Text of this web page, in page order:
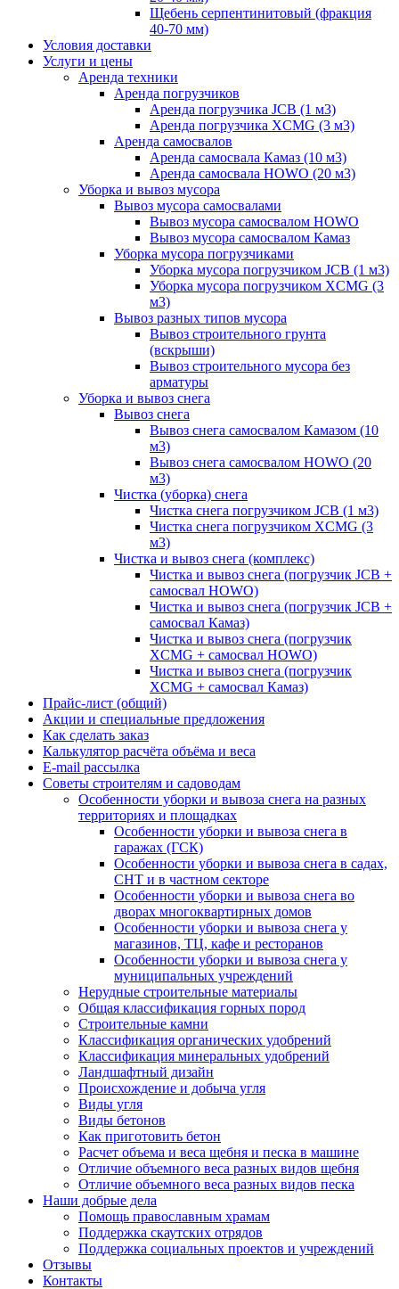
Щебень серпентинитовый (фракция
40-70 мм)
Условия доставки
Услуги и цены
Аренда техники
Аренда погрузчиков
Аренда погрузчика JCB (1 м3)
Аренда погрузчика XCMG (3 м3)
Аренда самосвалов
Аренда самосвала Камаз (10 м3)
Аренда самосвала HOWO (20 м3)
Уборка и вывоз мусора
Вывоз мусора самосвалами
Вывоз мусора самосвалом HOWO
Вывоз мусора самосвалом Камаз
Уборка мусора погрузчиками
Уборка мусора погрузчиком JCB (1 м3)
Уборка мусора погрузчиком XCMG (3
м3)
Вывоз разных типов мусора
Вывоз строительного грунта
(вскрыши)
Вывоз строительного мусора без
арматуры
Уборка и вывоз снега
Вывоз снега
Вывоз снега самосвалом Камазом (10
м3)
Вывоз снега самосвалом HOWO (20
м3)
Чистка (уборка) снега
Чистка снега погрузчиком JCB (1 м3)
Чистка снега погрузчиком XCMG (3
м3)
Чистка и вывоз снега (комплекс)
Чистка и вывоз снега (погрузчик JCB +
самосвал HOWO)
Чистка и вывоз снега (погрузчик JCB +
самосвал Камаз)
Чистка и вывоз снега (погрузчик
XCMG + самосвал HOWO)
Чистка и вывоз снега (погрузчик
XCMG + самосвал Камаз)
Прайс-лист (общий)
Акции и специальные предложения
Как сделать заказ
Калькулятор расчёта объёма и веса
E-mail рассылка
Советы строителям и садоводам
Особенности уборки и вывоза снега на разных
территориях и площадках
Особенности уборки и вывоза снега в
гаражах (ГСК)
Особенности уборки и вывоза снега в садах,
СНТ и в частном секторе
Особенности уборки и вывоза снега во
дворах многоквартирных домов
Особенности уборки и вывоза снега у
магазинов, ТЦ, кафе и ресторанов
Особенности уборки и вывоза снега у
муниципальных учреждений
Нерудные строительные материалы
Общая классификация горных пород
Строительные камни
Классификация органических удобрений
Классификация минеральных удобрений
Ландшафтный дизайн
Происхождение и добыча угля
Виды угля
Виды бетонов
Как приготовить бетон
Расчет объема и веса щебня и песка в машине
Отличие объемного веса разных видов щебня
Отличие объемного веса разных видов песка
Наши добрые дела
Помощь православным храмам
Поддержка скаутских отрядов
Поддержка социальных проектов и учреждений
Отзывы
Контакты